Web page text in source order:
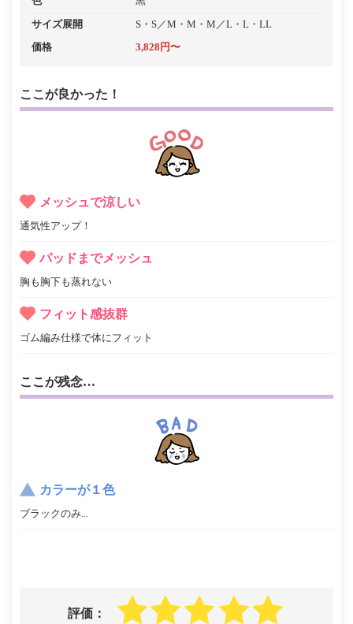
サイズ展開
S・S／M・M・M／L・L・LL
価格
3,828円〜
ここが良かった！
メッシュで涼しい
通気性アップ！
パッドまでメッシュ
胸も胸下も蒸れない
フィット感抜群
ゴム編み仕様で体にフィット
ここが残念…
カラーが１色
ブラックのみ...
評価：